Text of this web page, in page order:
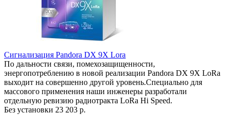
Сигнализация Pandora DX 9X Lora
По дальности связи, помехозащищенности,
энергопотреблению в новой реализации Pandora DX 9X LoRa
выходит на совершенно другой уровень.Специально для
массового применения наши инженеры разработали
отдельную ревизию радиотракта LoRa Hi Speed.
Без установки 23 203 р.